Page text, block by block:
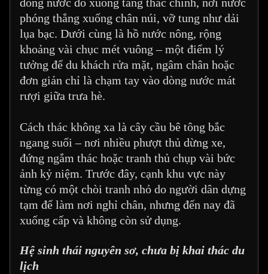
phóng thẳng xuống chân núi, vỡ tung như dải
lụa bạc. Dưới cùng là hồ nước nông, rộng
khoảng vài chục mét vuông – một điểm lý
tưởng để du khách rửa mặt, ngâm chân hoặc
đơn giản chỉ là chạm tay vào dòng nước mát
rượi giữa trưa hè.
Cách thác không xa là cây cầu bê tông bắc
ngang suối – nơi nhiều phượt thủ dừng xe,
đứng ngắm thác hoặc tranh thủ chụp vài bức
ảnh kỷ niệm. Trước đây, cạnh khu vực này
từng có một chòi tranh nhỏ do người dân dựng
tạm để làm nơi nghỉ chân, nhưng đến nay đã
xuống cấp và không còn sử dụng.
Hệ sinh thái nguyên sơ, chưa bị khai thác du
lịch